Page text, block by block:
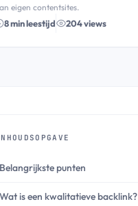
eigen contentsites.
8 min leestijd 204 views
Belangrijkste punten
Wat is een kwalitatieve backlink?